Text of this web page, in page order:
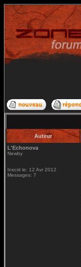
Auteur
L'Echonova
Newby
Inscrit le: 12 Avr 2012
Messages: 7